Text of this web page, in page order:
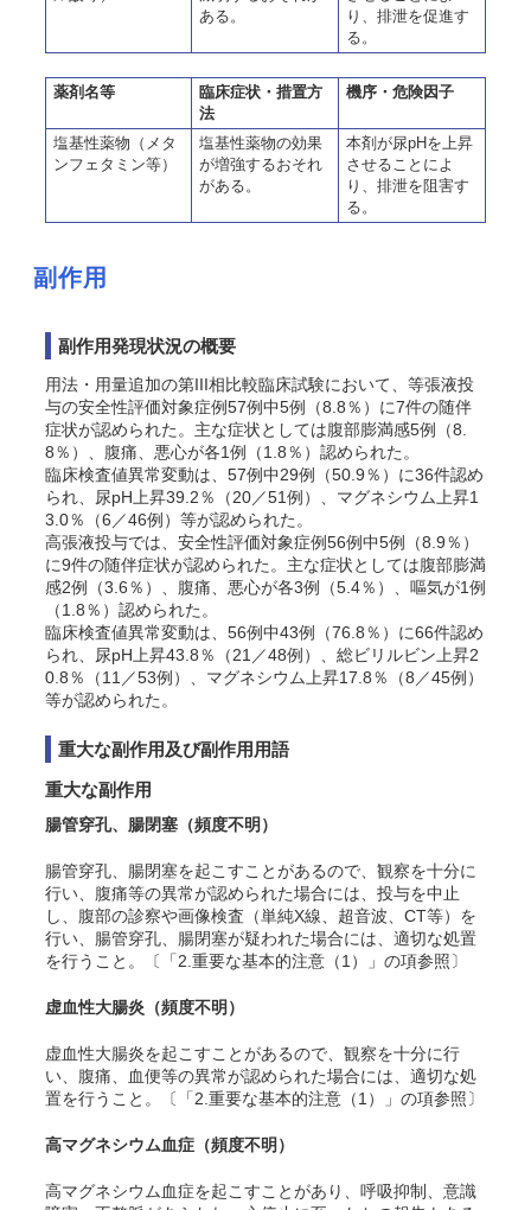
ある。
り、排泄を促進す
る。
薬剤名等
臨床症状・措置方
法
機序・危険因子
塩基性薬物（メタ
ンフェタミン等）
塩基性薬物の効果
が増強するおそれ
がある。
本剤が尿pHを上昇
させることによ
り、排泄を阻害す
る。
副作用
副作用発現状況の概要
用法・用量追加の第III相比較臨床試験において、等張液投
与の安全性評価対象症例57例中5例（8.8％）に7件の随伴
症状が認められた。主な症状としては腹部膨満感5例（8.
8％）、腹痛、悪心が各1例（1.8％）認められた。
臨床検査値異常変動は、57例中29例（50.9％）に36件認め
られ、尿pH上昇39.2％（20／51例）、マグネシウム上昇1
3.0％（6／46例）等が認められた。
高張液投与では、安全性評価対象症例56例中5例（8.9％）
に9件の随伴症状が認められた。主な症状としては腹部膨満
感2例（3.6％）、腹痛、悪心が各3例（5.4％）、嘔気が1例
（1.8％）認められた。
臨床検査値異常変動は、56例中43例（76.8％）に66件認め
られ、尿pH上昇43.8％（21／48例）、総ビリルビン上昇2
0.8％（11／53例）、マグネシウム上昇17.8％（8／45例）
等が認められた。
重大な副作用及び副作用用語
重大な副作用
腸管穿孔、腸閉塞 （頻度不明）
腸管穿孔、腸閉塞を起こすことがあるので、観察を十分に
行い、腹痛等の異常が認められた場合には、投与を中止
し、腹部の診察や画像検査（単純X線、超音波、CT等）を
行い、腸管穿孔、腸閉塞が疑われた場合には、適切な処置
を行うこと。〔「2.重要な基本的注意（1）」の項参照〕
虚血性大腸炎 （頻度不明）
虚血性大腸炎を起こすことがあるので、観察を十分に行
い、腹痛、血便等の異常が認められた場合には、適切な処
置を行うこと。〔「2.重要な基本的注意（1）」の項参照〕
高マグネシウム血症 （頻度不明）
高マグネシウム血症を起こすことがあり、呼吸抑制、意識